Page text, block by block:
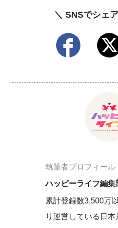
＼ SNSでシェ
執筆者プロフィール
ハッピーライフ編集
累計登録数3,500万
り運営している日